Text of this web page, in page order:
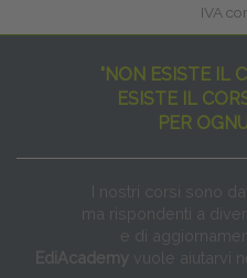
IVA
"NON ESISTE IL
ESISTE IL
PER
I nostri corsi sono
ma rispondenti a
e di
EdiAcademy vuole aiutarvi